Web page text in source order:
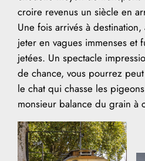
croire revenus un siècle en
Une fois arrivés à destination,
jeter en vagues immenses et
jetées. Un spectacle
de chance, vous pourrez
le chat qui chasse les
monsieur balance du grain à